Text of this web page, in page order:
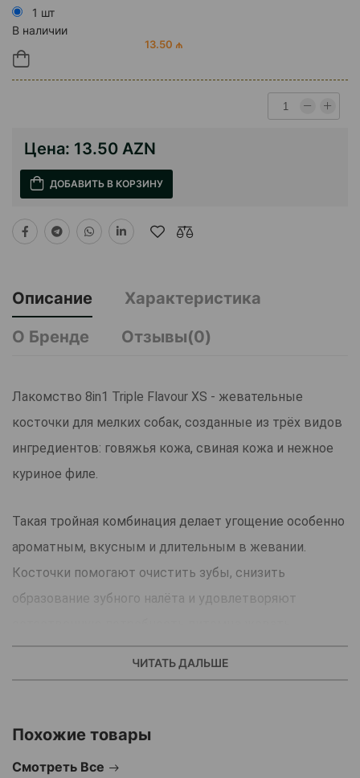
1 шт
В наличии
13.50 ₼
Цена: 13.50 AZN
ДОБАВИТЬ В КОРЗИНУ
Описание
Характеристика
О Бренде
Отзывы(0)
Лакомство 8in1 Triple Flavour XS - жевательные
косточки для мелких собак, созданные из трёх видов
ингредиентов: говяжья кожа, свиная кожа и нежное
куриное филе.
Такая тройная комбинация делает угощение особенно
ароматным, вкусным и длительным в жевании.
Косточки помогают очистить зубы, снизить
образование зубного налёта и удовлетворяют
Подходят для собак весом до 12 кг.
Полезное, безопасное и очень аппетитное лакомство,
Страна производства: Германия.
ЧИТАТЬ ДАЛЬШЕ
Похожие товары
Смотреть Все